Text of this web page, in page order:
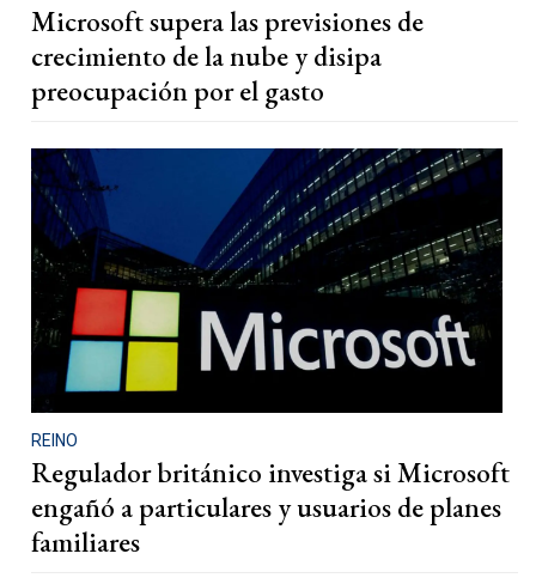
Microsoft supera las previsiones de
crecimiento de la nube y disipa
preocupación por el gasto
REINO
Regulador británico investiga si Microsoft
engañó a particulares y usuarios de planes
familiares